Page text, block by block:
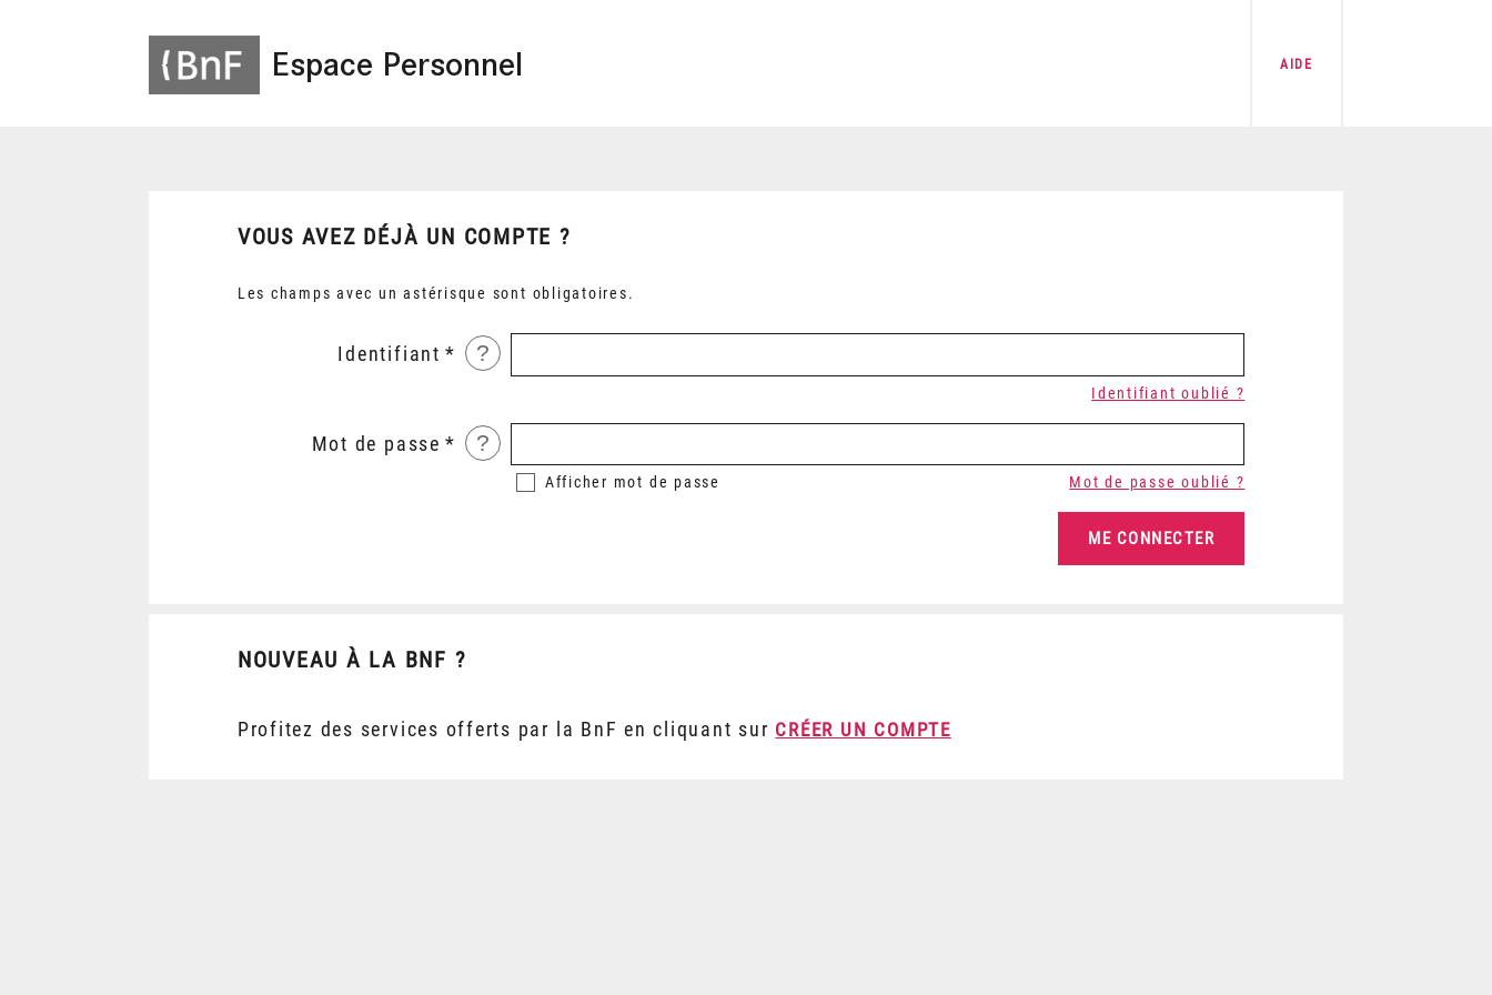
Espace Personnel AIDE
VOUS AVEZ DÉJÀ UN COMPTE ?
Les champs avec un astérisque sont obligatoires.
Identifiant ?
Identifiant oublié ?
Mot de passe ?
Afficher mot de passe Mot de passe oublié ?
NOUVEAU À LA BNF ?
Profitez des services offerts par la BnF en cliquant sur CRÉER UN COMPTE